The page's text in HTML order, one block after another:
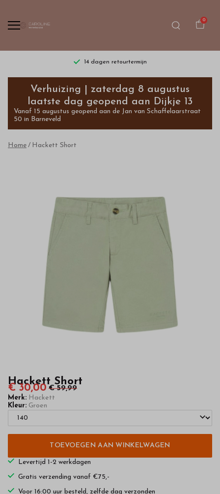
0
14 dagen retourtermijn
Hackett
Short
Bestel
kwaliteit
onze
webshop
Verhuizing | zaterdag 8 augustus
laatste dag geopend aan Dijkje 13
Vanaf 15 augustus geopend aan de Jan van Schaffelaarstraat
50 in Barneveld
Home Hackett Short
Hackett Short
€ 30,00 € 59,99
Merk: Hackett
Kleur: Groen
TOEVOEGEN AAN WINKELWAGEN
Levertijd 1-2 werkdagen
Gratis verzending vanaf €75,-
Voor 16:00 uur besteld, zelfde dag verzonden